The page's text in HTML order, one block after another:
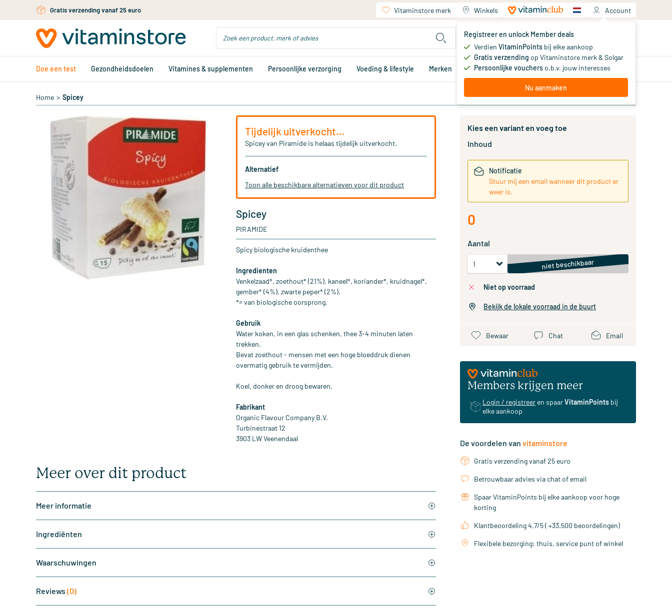
Ga naar de hoofdinhoudGratis verzending vanaf 25 euro Vitaminstore merk Winkels Account
Registreer en unlock Member deals
Verdien VitaminPoints bij elke aankoop
Gratis verzending op Vitaminstore merk & Solgar
Persoonlijke voucherso.b.v. jouw interesses
Nu aanmaken
Jouw winkelwagen
Je hebt nog geen producten
Doe een test Gezondheidsdoelen Vitamines & supplementen Persoonlijke verzorging Voeding & lifestyle Merken Aanbiedingen Memberdeals
Home > Spicey
Tijdelijk uitverkocht…
Spicey van Piramide is helaas tijdelijk uitverkocht.
Alternatief
Toon alle beschikbare alternatieven voor dit product
Spicey
PIRAMIDE
Spicy biologische kruidenthee
Ingredienten
Venkelzaad*, zoethout* (21%), kaneel*, koriander*, kruidnagel*,
gember* (4%), zwarte peper* (2%).
*= van biologische oorsprong.
Gebruik
Water koken, in een glas schenken, thee 3-4 minuten laten
trekken.
Bevat zoethout - mensen met een hoge bloeddruk dienen
overmatig gebruik te vermijden.
Koel, donker en droog bewaren.
Fabrikant
Organic Flavour Company B.V.
Turbinestraat 12
3903 LW Veenendaal
Meer over dit product
Meer informatie
Ingrediënten
Waarschuwingen
Reviews (0)
Kies een variant en voeg toe
Inhoud
Notificatie
Stuur mij een email wanneer dit product er
weer is.
0
Aantal
niet beschikbaar
niet op voorraad
Bekijk de lokale voorraad in de buurt
Bewaar Chat Email
Members krijgen meer
Login / registreer en spaarVitaminPoints bij
elke aankoop
De voordelen van vitaminstore
Gratis verzending vanaf 25 euro
Betrouwbaar advies via chat of email
Spaar VitaminPoints bij elke aankoop voor hoge
korting
Klantbeoordeling 4,7/5 ( +33.500 beoordelingen)
Flexibele bezorging: thuis, service punt of winkel